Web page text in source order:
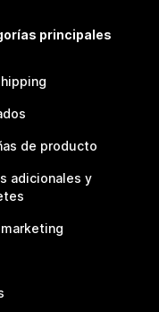
principales
de producto
adicionales y